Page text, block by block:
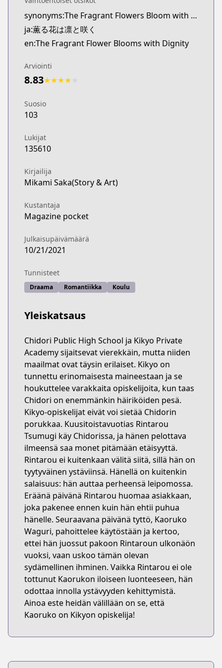
Twitter
https://twitter.com/kaoruhana_mp
Pocket Magazine
Pocket Magazine
synonyms:The Fragrant Flowers Bloom with Dignity
ja:薫る花は凛と咲く
en:The Fragrant Flower Blooms with Dignity
Arviointi
8.83★★★★
Suosio
103
Lukijat
135610
Kirjailija
Mikami Saka(Story & Art)
Kustantaja
Magazine pocket
Julkaisupäivämäärä
10/21/2021
Tunnisteet
Draama Romantiikka Koulu
Yleiskatsaus
Chidori Public High School ja Kikyo Private
Academy sijaitsevat vierekkäin, mutta niiden
maailmat ovat täysin erilaiset. Kikyo on
tunnettu erinomaisesta maineestaan ja se
houkuttelee varakkaita opiskelijoita, kun taas
Chidori on enemmänkin häiriköiden pesä.
Kikyo-opiskelijat eivät voi sietää Chidorin
porukkaa. Kuusitoistavuotias Rintarou
Tsumugi käy Chidorissa, ja hänen pelottava
ilmeensä saa monet pitämään etäisyyttä.
Rintarou ei kuitenkaan välitä siitä, sillä hän on
tyytyväinen ystäviinsä. Hänellä on kuitenkin
salaisuus: hän auttaa perheensä leipomossa.
Eräänä päivänä Rintarou huomaa asiakkaan,
joka pakenee ennen kuin hän ehtii puhua
hänelle. Seuraavana päivänä tyttö, Kaoruko
Waguri, pahoittelee käytöstään ja kertoo,
ettei hän juossut pakoon Rintaroun ulkonäön
vuoksi, vaan uskoo tämän olevan
sydämellinen ihminen. Vaikka Rintarou ei ole
tottunut Kaorukon iloiseen luonteeseen, hän
odottaa innolla ystävyyden kehittymistä.
Ainoa este heidän välillään on se, että
Kaoruko on Kikyon opiskelija!